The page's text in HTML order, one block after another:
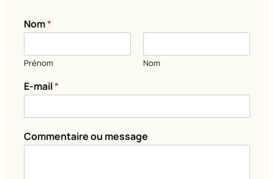
Nom*
Prénom Nom
*
E
m
i
E-mail*
Commentaire ou message